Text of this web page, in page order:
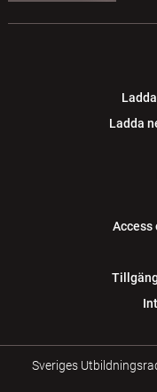
Ladda
Access
Sveriges